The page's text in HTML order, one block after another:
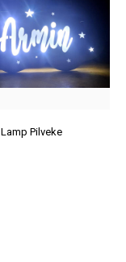
Lamp Pilveke